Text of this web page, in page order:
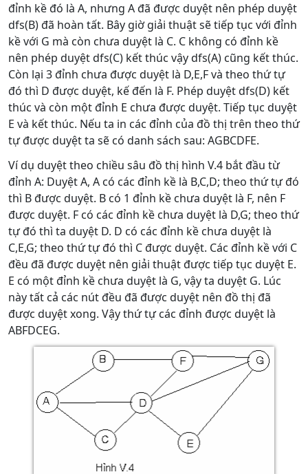
đỉnh kề đó là A, nhưng A đã được duyệt nên phép duyệt
dfs(B) đã hoàn tất. Bây giờ giải thuật sẽ tiếp tục với đỉnh
kề với G mà còn chưa duyệt là C. C không có đỉnh kề
nên phép duyệt dfs(C) kết thúc vậy dfs(A) cũng kết thúc.
Còn lại 3 đỉnh chưa được duyệt là D,E,F và theo thứ tự
đó thì D được duyệt, kế đến là F. Phép duyệt dfs(D) kết
thúc và còn một đỉnh E chưa được duyệt. Tiếp tục duyệt
E và kết thúc. Nếu ta in các đỉnh của đồ thị trên theo thứ
tự được duyệt ta sẽ có danh sách sau: AGBCDFE.
Ví dụ duyệt theo chiều sâu đồ thị hình V.4 bắt đầu từ
đỉnh A: Duyệt A, A có các đỉnh kề là B,C,D; theo thứ tự đó
thì B được duyệt. B có 1 đỉnh kề chưa duyệt là F, nên F
được duyệt. F có các đỉnh kề chưa duyệt là D,G; theo thứ
tự đó thì ta duyệt D. D có các đỉnh kề chưa duyệt là
C,E,G; theo thứ tự đó thì C được duyệt. Các đỉnh kề với C
đều đã được duyệt nên giải thuật được tiếp tục duyệt E.
E có một đỉnh kề chưa duyệt là G, vậy ta duyệt G. Lúc
này tất cả các nút đều đã được duyệt nên đồ thị đã
được duyệt xong. Vậy thứ tự các đỉnh được duyệt là
ABFDCEG.